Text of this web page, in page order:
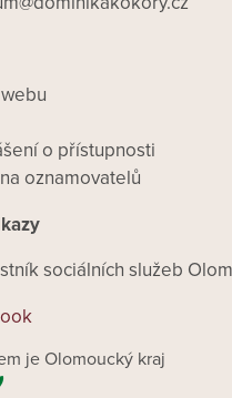
o přístupnosti
oznamovatelů
sociálních služeb
je Olomoucký kraj